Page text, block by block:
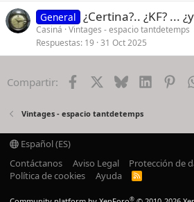
General ¿Certina?.. ¿KF? ...
Casiná Vintages - espacio tantdetemps
Respuestas 19 31 Oct 2025
Compartir: Facebook BlueskyLinkedIn
Vintages - espacio tantdetemps
Español (ES)
Contáctanos
Aviso Legal
Protección de
Política de cookies
Ayuda
R
®